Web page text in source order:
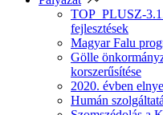
TOP_PLUSZ-
fejlesztések
Magyar Falu
Gölle
korszerűsítése
2020. évben
Humán